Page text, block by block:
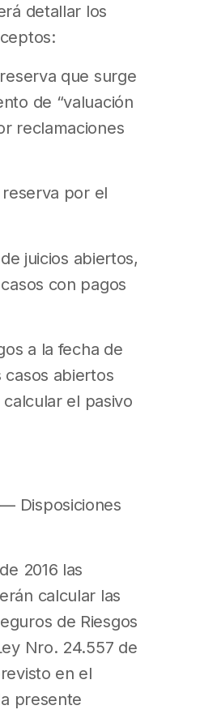
detallar los
que surge
de “valuación
reclamaciones
por el
juicios abiertos,
con pagos
a la fecha de
casos abiertos
el pasivo
Disposiciones
2016 las
calcular las
de Riesgos
Nro. 24.557 de
en el
presente